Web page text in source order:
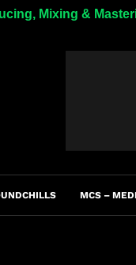
Mixing &
MCS –